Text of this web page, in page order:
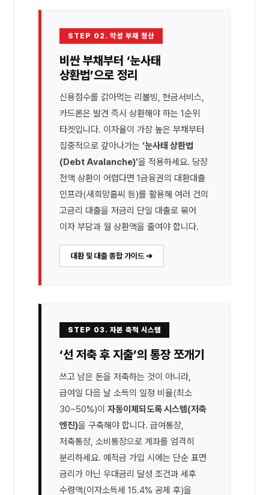
STEP 02. 악성 부채 청산
비싼 부채부터 ‘눈사태
상환법’으로 정리
신용점수를 갉아먹는 리볼빙, 현금서비스,
카드론은 발견 즉시 상환해야 하는 1순위
타겟입니다. 이자율이 가장 높은 부채부터
집중적으로 갚아나가는 ‘눈사태 상환법
(Debt Avalanche)’을 적용하세요. 당장
전액 상환이 어렵다면 1금융권의 대환대출
인프라(새희망홀씨 등)를 활용해 여러 건의
고금리 대출을 저금리 단일 대출로 묶어
이자 부담과 월 상환액을 줄여야 합니다.
대환 및 대출 종합 가이드 ➔
STEP 03. 자본 축적 시스템
‘선 저축 후 지출’의 통장 쪼개기
쓰고 남은 돈을 저축하는 것이 아니라,
급여일 다음 날 소득의 일정 비율(최소
30~50%)이 자동이체되도록 시스템(저축
엔진)을 구축해야 합니다. 급여통장,
저축통장, 소비통장으로 계좌를 엄격히
분리하세요. 예적금 가입 시에는 단순 표면
금리가 아닌 우대금리 달성 조건과 세후
수령액(이자소득세 15.4% 공제 후)을